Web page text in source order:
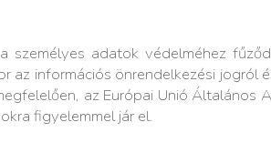
adatok védelméhez
információs önrendelkezési jogról
az Európai Unió Általános
figyelemmel jár el.